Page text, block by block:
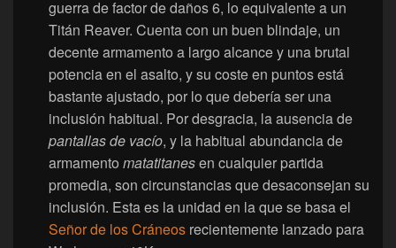
guerra de factor de daños 6, lo equivalente a un
Titán Reaver. Cuenta con un buen blindaje, un
decente armamento a largo alcance y una brutal
potencia en el asalto, y su coste en puntos está
bastante ajustado, por lo que debería ser una
inclusión habitual. Por desgracia, la ausencia de
pantallas de vacío, y la habitual abundancia de
armamento matatitanesen cualquier partida
promedia, son circunstancias que desaconsejan su
inclusión. Esta es la unidad en la que se basa el
Señor de los Cráneos recientemente lanzado para